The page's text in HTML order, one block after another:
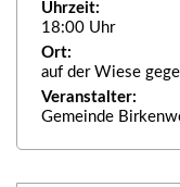
Uhrzeit:
18:00 Uhr
Ort:
auf der Wiese
Veranstalter:
Gemeinde